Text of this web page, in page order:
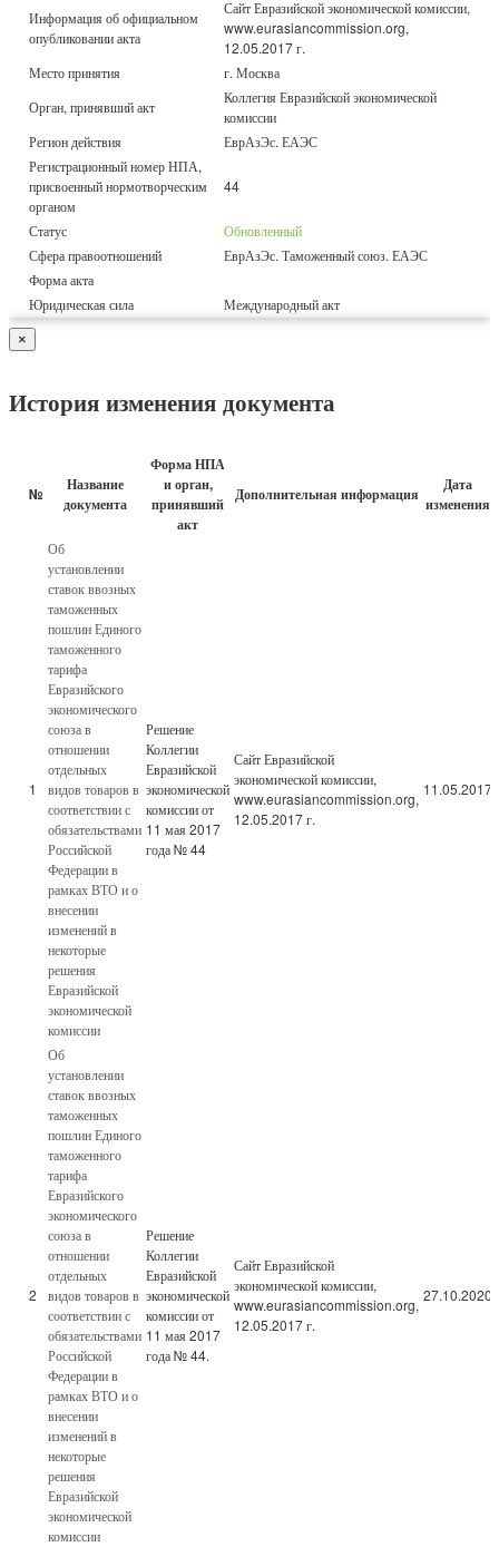
Информация об официальном
опубликовании акта
Сайт Евразийской экономической комиссии,
www.eurasiancommission.org,
12.05.2017 г.
Место принятия
г. Москва
Орган, принявший акт
Коллегия Евразийской экономической
комиссии
Регион действия
ЕврАзЭс. ЕАЭС
Регистрационный номер НПА,
присвоенный нормотворческим
органом
44
Статус
Обновленный
Сфера правоотношений
ЕврАзЭс. Таможенный союз. ЕАЭС
Форма акта
Юридическая сила
Международный акт
×
История изменения документа
№
Название
документа
Форма НПА
и орган,
принявший
акт
Дополнительная информация
Дата
изменения
1
Об
установлении
ставок ввозных
таможенных
пошлин Единого
таможенного
тарифа
Евразийского
экономического
союза в
отношении
отдельных
видов товаров в
соответствии с
обязательствами
Российской
Федерации в
рамках ВТО и о
внесении
изменений в
некоторые
решения
Евразийской
экономической
комиссии
Решение
Коллегии
Евразийской
экономической
комиссии от
11 мая 2017
года № 44
Сайт Евразийской
экономической комиссии,
www.eurasiancommission.org,
12.05.2017 г.
11.05.2017
2
Об
установлении
ставок ввозных
таможенных
пошлин Единого
таможенного
тарифа
Евразийского
экономического
союза в
отношении
отдельных
видов товаров в
соответствии с
обязательствами
Российской
Федерации в
рамках ВТО и о
внесении
изменений в
некоторые
решения
Евразийской
экономической
комиссии
Решение
Коллегии
Евразийской
экономической
комиссии от
11 мая 2017
года № 44.
Сайт Евразийской
экономической комиссии,
www.eurasiancommission.org,
12.05.2017 г.
27.10.2020